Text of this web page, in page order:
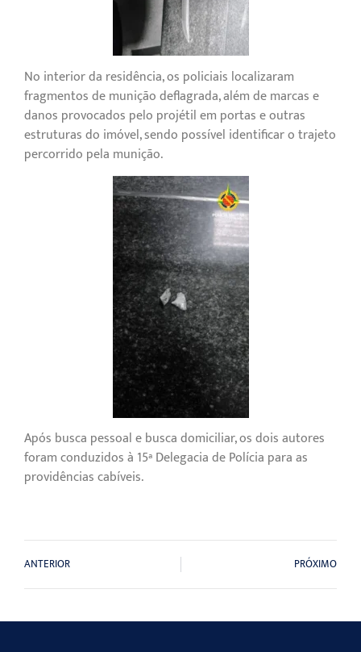
No interior da residência, os policiais localizaram
fragmentos de munição deflagrada, além de marcas e
danos provocados pelo projétil em portas e outras
estruturas do imóvel, sendo possível identificar o trajeto
percorrido pela munição.
Após busca pessoal e busca domiciliar, os dois autores
foram conduzidos à 15ª Delegacia de Polícia para as
providências cabíveis.
ANTERIOR PRÓXIMO